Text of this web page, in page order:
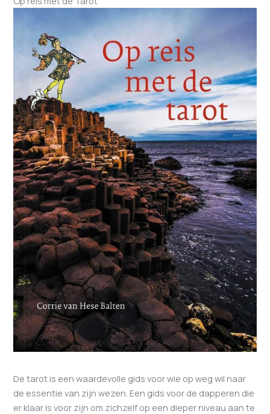
De tarot is een waardevolle gids voor wie op weg wil naar
de essentie van zijn wezen. Een gids voor de dapperen die
er klaar is voor zijn om zichzelf op een dieper niveau aan te